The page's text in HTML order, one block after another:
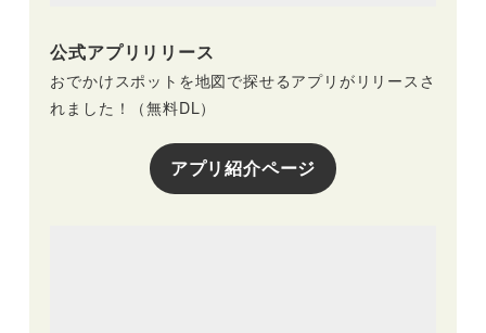
公式アプリリリース
おでかけスポットを地図で探せるアプリがリリースさ
れました！（無料DL）
アプリ紹介ページ